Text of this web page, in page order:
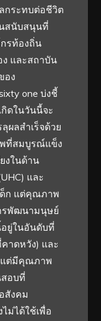
กระทบต่อชีวิต
สนับสนุนที่
รท้องถิ่น
ง และสถาบัน
อง
one บ่งชี้
ดในวันนี้จะ
ผลสำเร็จด้วย
ที่สมบูรณ์แข็ง
งในด้าน
และ
ด็ก แต่คุณภาพ
รพัฒนามนุษย์
ยู่ในอันดับที่
าดหวัง) และ
แต่มีคุณภาพ
อบที่
สังคม
ม่ได้ใช้เพื่อ